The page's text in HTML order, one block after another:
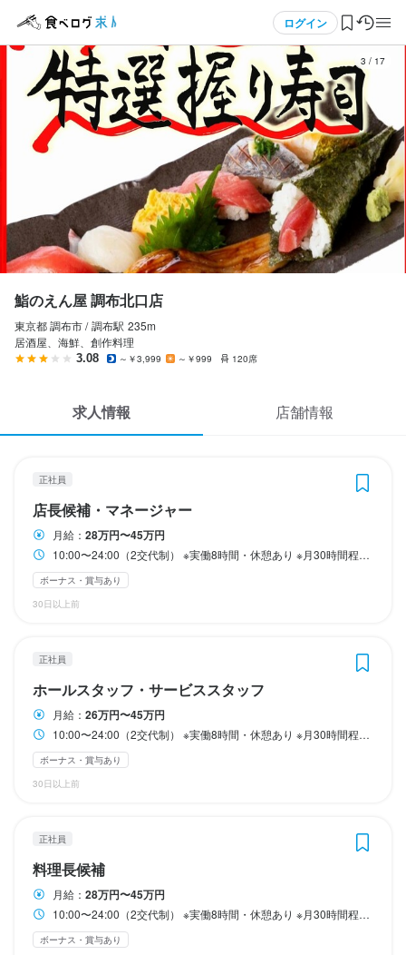
ログイン
ログイン・無料会員登録
食べログ求人TOP
マイページ管理
気になる求人
検索履歴・保存した条件
応募履歴
ヘルプ・お問い合わせフォーム
掲載をご検討の店舗様へ
企業情報
3 / 17
鮨のえん屋 調布北口店
東京都 調布市 / 調布駅 235m
居酒屋、海鮮、創作料理
3.08 ～￥3,999 ～￥999 120席
求人情報 店舗情報
正社員
店長候補・マネージャー
月給： 28万円〜45万円
10:00〜24:00（2交代制） ※実働8時間・休憩あり ※月30時間程度の残業あり ※終電考慮
ボーナス・賞与あり
30日以上前
正社員
ホールスタッフ・サービススタッフ
月給： 26万円〜45万円
10:00〜24:00（2交代制） ※実働8時間・休憩あり ※月30時間程度の残業あり ※終電考慮
ボーナス・賞与あり
30日以上前
正社員
料理長候補
月給： 28万円〜45万円
10:00〜24:00（2交代制） ※実働8時間・休憩あり ※月30時間程度の残業あり ※終電考慮
ボーナス・賞与あり
正社員 鮨のえん屋 調布北口店
店長候補・マネージャー
店長候補・マネージャー
285,000円〜450,000円
ボーナス・賞与あり 昇給あり 交通費支給 資格手当・スキル手当あり
給与補足
・昇給あり
・賞与年2回（6月・12月）
・超過調整手当支給
・交通費支給（実費分）
・リーダー手当（月1万円）
・勤労手当　毎年5000円支給　＊上限25000円
収入例
マネージャー・38歳・入社5年…500万円（月給3８万円＋賞与）
・34歳・店長…年収450万円
┗月給34万円＋各種手当＋賞与年2回
・27歳・主任…年収380万円
勤務時間
10:00〜24:00（2交代制）
※実働8時間・休憩あり
※月30時間程度の残業あり
※終電考慮
休日・休暇
月4～8日休み
※基本的には6～8日休み、繁忙期のみ月4日休みになります
※年間休日105日
応募画面へ進む
正社員 鮨のえん屋 調布北口店
ホールスタッフ・サービススタッフ
ホールスタッフ・サービススタッフ
265,000円〜450,000円
ボーナス・賞与あり 昇給あり 交通費支給 資格手当・スキル手当あり
給与補足
・昇給あり
・賞与年2回（6月・12月）
・超過調整手当支給
・交通費支給（実費分）
・リーダー手当（月1万円）
・勤労手当　毎年5000円支給　＊上限25000円
収入例
マネージャー・38歳・入社5年…500万円（月給3８万円＋賞与）
・34歳・店長…年収450万円
┗月給34万円＋各種手当＋賞与年2回
・27歳・主任…年収380万円
勤務時間
10:00〜24:00（2交代制）
※実働8時間・休憩あり
※月30時間程度の残業あり
※終電考慮
休日・休暇
月4～8日休み
※基本的には6～8日休み、繁忙期のみ月4日休みになります
※年間休日105日
応募画面へ進む
正社員 鮨のえん屋 調布北口店
料理長候補
料理長候補
285,000円〜450,000円
ボーナス・賞与あり 昇給あり 交通費支給 資格手当・スキル手当あり
給与補足
・昇給あり
・賞与年2回（6月・12月）
・超過調整手当支給
・交通費支給（実費分）
・リーダー手当（月1万円）
・勤労手当　毎年5000円支給　＊上限25000円
収入例
マネージャー・38歳・入社5年…500万円（月給3８万円＋賞与）
・34歳・店長…年収450万円
┗月給34万円＋各種手当＋賞与年2回
・27歳・主任…年収380万円
勤務時間
10:00〜24:00（2交代制）
※実働8時間・休憩あり
※月30時間程度の残業あり
※終電考慮
休日・休暇
月4～8日休み
※基本的には6～8日休み、繁忙期のみ月4日休みになります
※年間休日105日
応募画面へ進む
正社員 鮨のえん屋 調布北口店
調理師・調理スタッフ
調理師・調理スタッフ
265,000円〜450,000円
ボーナス・賞与あり 昇給あり 交通費支給 資格手当・スキル手当あり
給与補足
・昇給あり
・賞与年2回（6月・12月）
・超過調整手当支給
・交通費支給（実費分）
・リーダー手当（月1万円）
・勤労手当　毎年5000円支給　＊上限25000円
収入例
マネージャー・38歳・入社5年…500万円（月給3８万円＋賞与）
・34歳・店長…年収450万円
┗月給34万円＋各種手当＋賞与年2回
・27歳・主任…年収380万円
勤務時間
10:00〜24:00（2交代制）
※実働8時間・休憩あり
※月30時間程度の残業あり
※終電考慮
休日・休暇
月4～8日休み
※基本的には6～8日休み、繁忙期のみ月4日休みになります
※年間休日105日
応募画面へ進む